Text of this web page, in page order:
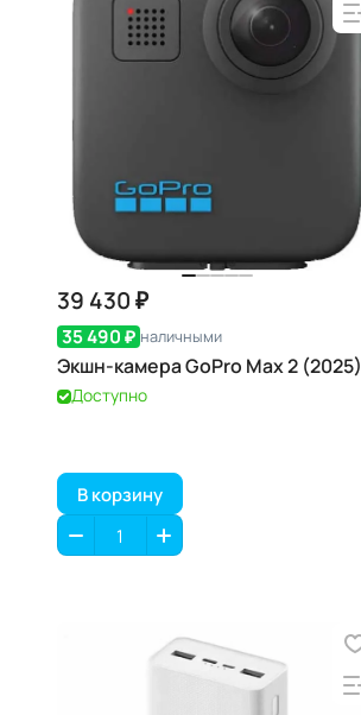
39 430 ₽
35 490 ₽ наличными
Экшн-камера GoPro Max 2 (2025)
Доступно
В корзину